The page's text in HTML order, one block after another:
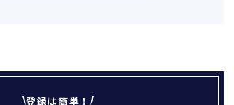
登録は簡単！